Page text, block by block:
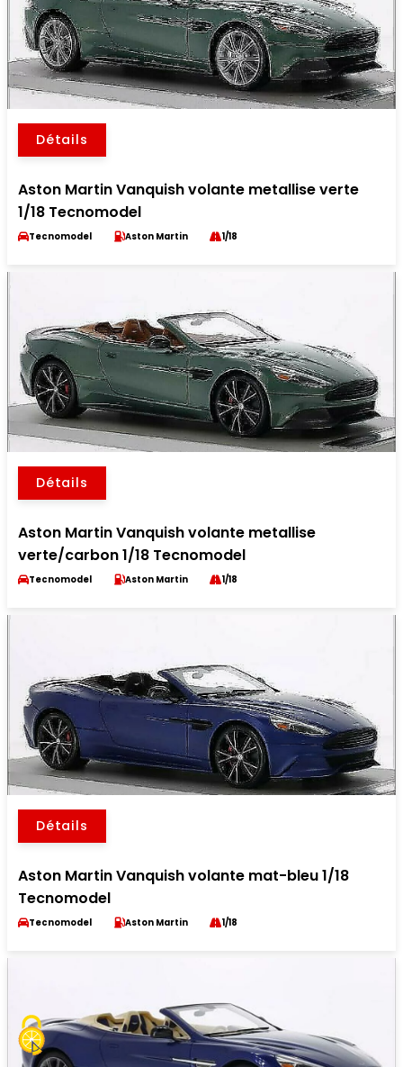
Détails
Aston Martin Vanquish volante metallise verte
1/18 Tecnomodel
Tecnomodel Aston Martin 1/18
Détails
Aston Martin Vanquish volante metallise
verte/carbon 1/18 Tecnomodel
Tecnomodel Aston Martin 1/18
Détails
Aston Martin Vanquish volante mat-bleu 1/18
Tecnomodel
Tecnomodel Aston Martin 1/18